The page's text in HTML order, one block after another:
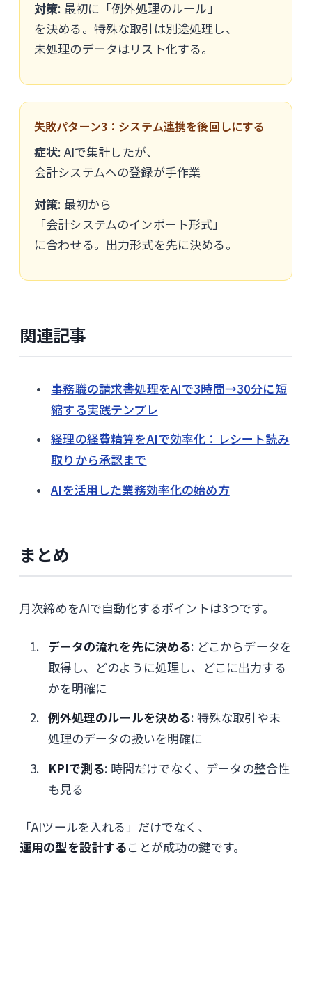
対策: 最初に「例外処理のルール」
を決める。特殊な取引は別途処理し、
未処理のデータはリスト化する。
失敗パターン3：システム連携を後回しにする
症状: AIで集計したが、
会計システムへの登録が手作業
対策: 最初から
「会計システムのインポート形式」
に合わせる。出力形式を先に決める。
関連記事
事務職の請求書処理をAIで3時間→30分に短
縮する実践テンプレ
経理の経費精算をAIで効率化：レシート読み
取りから承認まで
AIを活用した業務効率化の始め方
まとめ
月次締めをAIで自動化するポイントは3つです。
データの流れを先に決める: どこからデータを
取得し、どのように処理し、どこに出力する
かを明確に
例外処理のルールを決める: 特殊な取引や未
処理のデータの扱いを明確に
KPIで測る: 時間だけでなく、データの整合性
も見る
「AIツールを入れる」だけでなく、
運用の型を設計することが成功の鍵です。